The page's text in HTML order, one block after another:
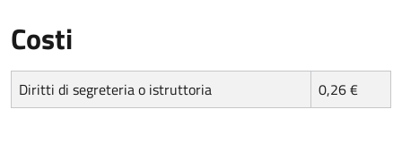
Costi
Diritti di segreteria o istruttoria 0,26 €